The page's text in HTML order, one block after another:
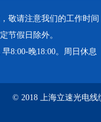
敬请注意我们的工作时
节假日除外。
8:00-晚18:00。周日休息
© 2018 上海立速光电